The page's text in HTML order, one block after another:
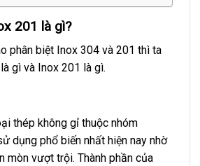
201 là gì?
phân biệt Inox 304 và 201 thì ta
gì và Inox 201 là gì.
thép không gỉ thuộc nhóm
dụng phổ biến nhất hiện nay nhờ
mòn vượt trội. Thành phần của